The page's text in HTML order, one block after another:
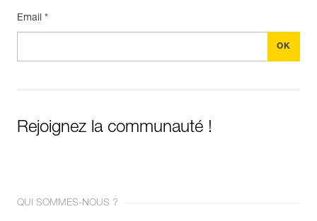
Email *
Rejoignez la communauté !
QUI SOMMES-NOUS ?